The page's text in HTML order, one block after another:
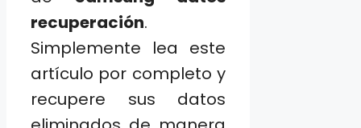
recuperación.
Simplemente lea este
artículo por completo y
recupere sus datos